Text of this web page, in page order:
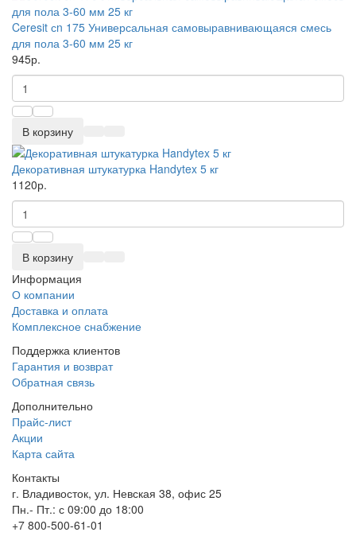
Ceresit сn 175 Универсальная самовыравнивающаяся смесь
для пола 3-60 мм 25 кг
945р.
В корзину
Декоративная штукатурка Handytex 5 кг
1120р.
В корзину
Информация
О компании
Доставка и оплата
Комплексное снабжение
Поддержка клиентов
Гарантия и возврат
Обратная связь
Дополнительно
Прайс-лист
Акции
Карта сайта
Контакты
г. Владивосток, ул. Невская 38, офис 25
Пн.- Пт.: с 09:00 до 18:00
+7 800-500-61-01